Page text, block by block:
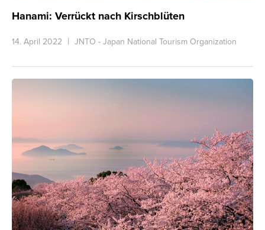
Hanami: Verrückt nach Kirschblüten
14. April 2022 JNTO - Japan National Tourism Organization